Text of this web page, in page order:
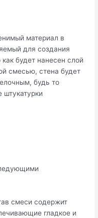
материал в
для создания
будет нанесен слой
смесью, стена будет
будь то
штукатурки
смеси содержит
гладкое и